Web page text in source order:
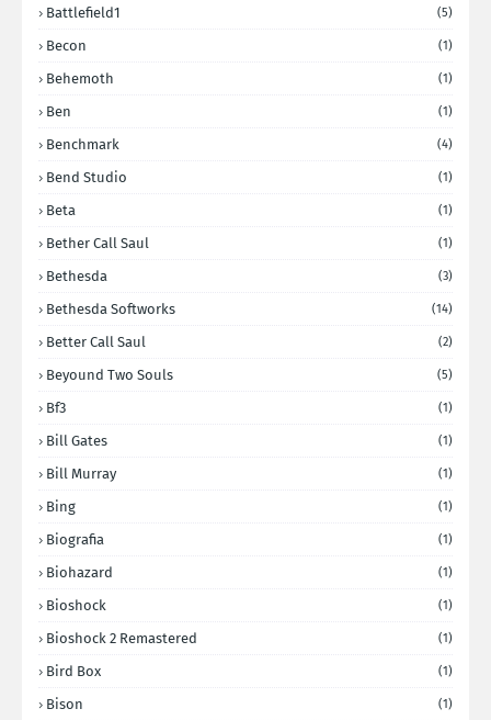
Battlefield1 (5)
Becon (1)
Behemoth (1)
Ben (1)
Benchmark (4)
Bend Studio (1)
Beta (1)
Bether Call Saul (1)
Bethesda (3)
Bethesda Softworks (14)
Better Call Saul (2)
Beyound Two Souls (5)
Bf3 (1)
Bill Gates (1)
Bill Murray (1)
Bing (1)
Biografia (1)
Biohazard (1)
Bioshock (1)
Bioshock 2 Remastered (1)
Bird Box (1)
Bison (1)